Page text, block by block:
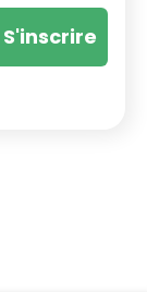
S'inscrire